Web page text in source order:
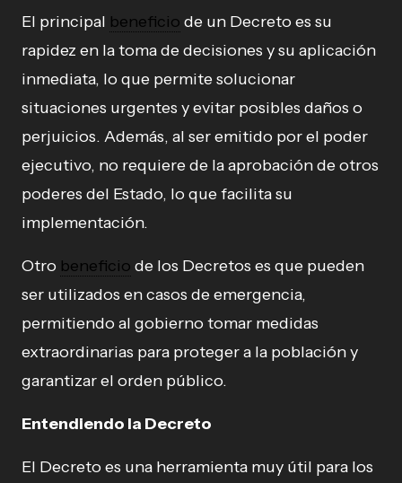
El principal beneficio de un Decreto es su
rapidez en la toma de decisiones y su aplicación
inmediata, lo que permite solucionar
situaciones urgentes y evitar posibles daños o
perjuicios. Además, al ser emitido por el poder
ejecutivo, no requiere de la aprobación de otros
poderes del Estado, lo que facilita su
implementación.
Otro beneficio de los Decretos es que pueden
ser utilizados en casos de emergencia,
permitiendo al gobierno tomar medidas
extraordinarias para proteger a la población y
garantizar el orden público.
Entendiendo la Decreto
El Decreto es una herramienta muy útil para los